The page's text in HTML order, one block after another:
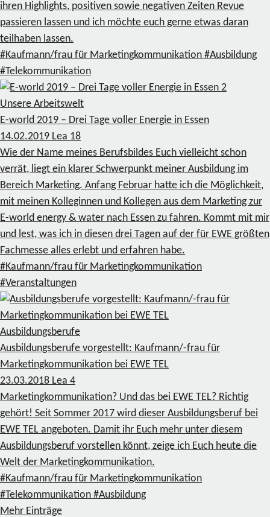
ihren Highlights, positiven sowie negativen Zeiten Revue
passieren lassen und ich möchte euch gerne etwas daran
teilhaben lassen.
#Kaufmann/frau für Marketingkommunikation #Ausbildung
#Telekommunikation
2
Unsere Arbeitswelt
E-world 2019 – Drei Tage voller Energie in Essen
14.02.2019 Lea 18
Wie der Name meines Berufsbildes Euch vielleicht schon
verrät, liegt ein klarer Schwerpunkt meiner Ausbildung im
Bereich Marketing. Anfang Februar hatte ich die Möglichkeit,
mit meinen Kolleginnen und Kollegen aus dem Marketing zur
E-world energy & water nach Essen zu fahren. Kommt mit mir
und lest, was ich in diesen drei Tagen auf der für EWE größten
Fachmesse alles erlebt und erfahren habe.
#Kaufmann/frau für Marketingkommunikation
#Veranstaltungen
Ausbildungsberufe
Ausbildungsberufe vorgestellt: Kaufmann/-frau für
Marketingkommunikation bei EWE TEL
23.03.2018 Lea 4
Marketingkommunikation? Und das bei EWE TEL? Richtig
gehört! Seit Sommer 2017 wird dieser Ausbildungsberuf bei
EWE TEL angeboten. Damit ihr Euch mehr unter diesem
Ausbildungsberuf vorstellen könnt, zeige ich Euch heute die
Welt der Marketingkommunikation.
#Kaufmann/frau für Marketingkommunikation
#Telekommunikation #Ausbildung
Mehr Einträge